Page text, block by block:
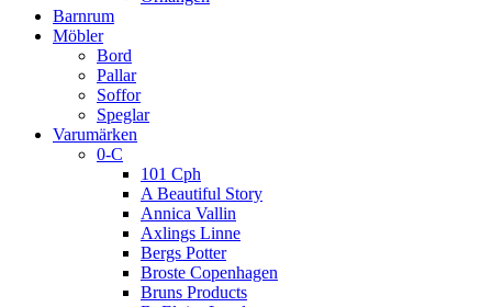
Barnrum
Möbler
Bord
Pallar
Soffor
Speglar
Varumärken
0-C
101 Cph
A Beautiful Story
Annica Vallin
Axlings Linne
Bergs Potter
Broste Copenhagen
Bruns Products